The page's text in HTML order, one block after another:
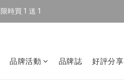
！🔥
時買 1 送 1
品牌活動 品牌誌 好評分享